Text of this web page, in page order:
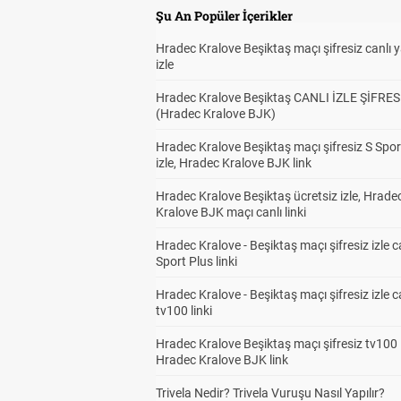
Şu An Popüler İçerikler
Hradec Kralove Beşiktaş maçı şifresiz canlı
izle
Hradec Kralove Beşiktaş CANLI İZLE
(Hradec Kralove BJK)
Hradec Kralove Beşiktaş maçı şifresiz S
izle, Hradec Kralove BJK link
Hradec Kralove Beşiktaş ücretsiz izle,
Kralove BJK maçı canlı linki
Hradec Kralove - Beşiktaş maçı şifresiz izle
Sport Plus linki
Hradec Kralove - Beşiktaş maçı şifresiz izle
tv100 linki
Hradec Kralove Beşiktaş maçı şifresiz tv100
Hradec Kralove BJK link
Trivela Nedir? Trivela Vuruşu Nasıl Yapılır?